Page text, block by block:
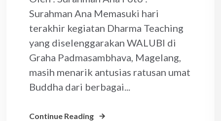
Surahman Ana Memasuki hari
terakhir kegiatan Dharma Teaching
yang diselenggarakan WALUBI di
Graha Padmasambhava, Magelang,
masih menarik antusias ratusan umat
Buddha dari berbagai...
Continue Reading